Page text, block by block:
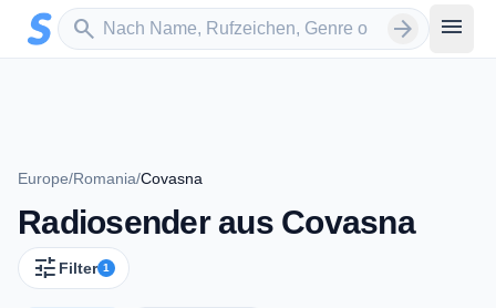
Zum Hauptinhalt springen
search
Sender suchen arrow_forward menu
Europe/Romania/Covasna
Radiosender aus Covasna
tune Filter 1